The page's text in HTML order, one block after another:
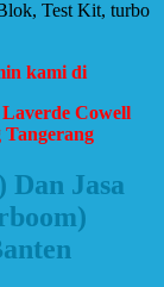
Test Kit, turbo
kami di
Laverde Cowell
Dan Jasa